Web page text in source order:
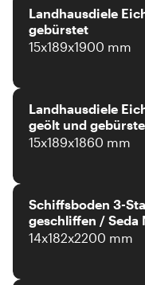
Landhausdiele
gebürstet
15x189x1900 mm
Landhausdiele
geölt und
15x189x1860 mm
Schiffsboden 3-
geschliffen / Seda
14x182x2200 mm